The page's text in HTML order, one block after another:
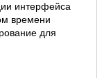
интерфейса
времени
для